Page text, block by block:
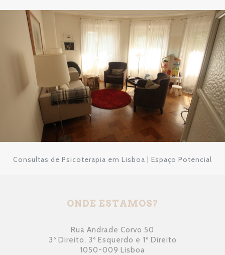
Consultas de Psicoterapia em Lisboa | Espaço Potencial
ONDE ESTAMOS?
Rua Andrade Corvo 50
3º Direito, 3º Esquerdo e 1º Direito
1050-009 Lisboa